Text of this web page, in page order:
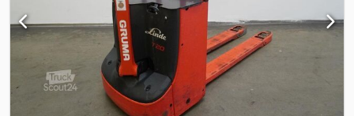
chiave - Quadro strumenti combinato - LSP 0.6 Rif.: FANL1031636